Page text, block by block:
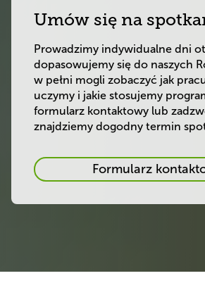
Umów się na
Prowadzimy indywidualne dni
dopasowujemy się do naszych
w pełni mogli zobaczyć jak
uczymy i jakie stosujemy
formularz kontaktowy lub
znajdziemy dogodny termin
Umów
na
Formularz